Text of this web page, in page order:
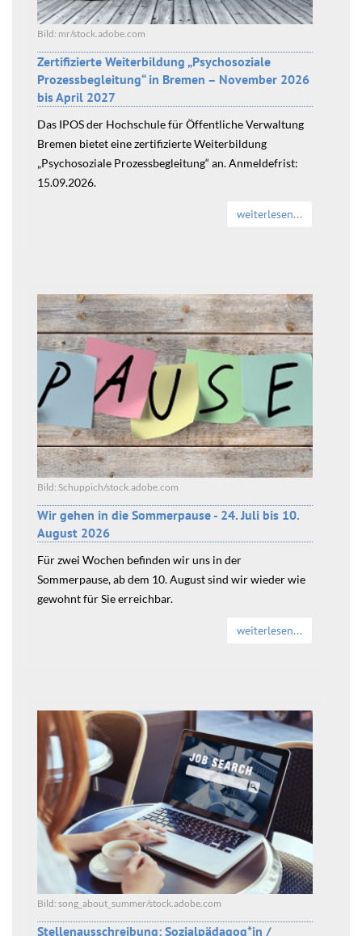
Bild: mr/stock.adobe.com
Zertifizierte Weiterbildung „Psychosoziale
Prozessbegleitung“ in Bremen – November 2026
bis April 2027
Das IPOS der Hochschule für Öffentliche Verwaltung
Bremen bietet eine zertifizierte Weiterbildung
„Psychosoziale Prozessbegleitung“ an. Anmeldefrist:
15.09.2026.
weiterlesen...
Bild: Schuppich/stock.adobe.com
Wir gehen in die Sommerpause - 24. Juli bis 10.
August 2026
Für zwei Wochen befinden wir uns in der
Sommerpause, ab dem 10. August sind wir wieder wie
gewohnt für Sie erreichbar.
weiterlesen...
Bild: song_about_summer/stock.adobe.com
Stellenausschreibung: Sozialpädagog*in /